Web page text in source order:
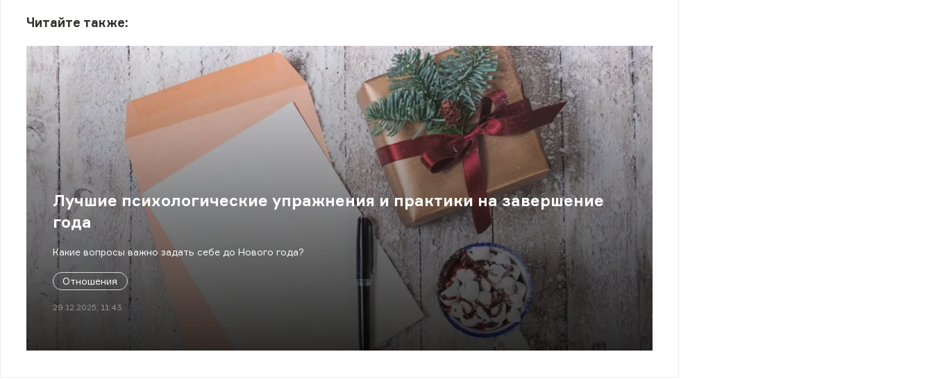
Читайте также:
Лучшие психологические упражнения и практики на завершение
года
Какие вопросы важно задать себе до Нового года?
Отношения
29.12.2025, 11:43